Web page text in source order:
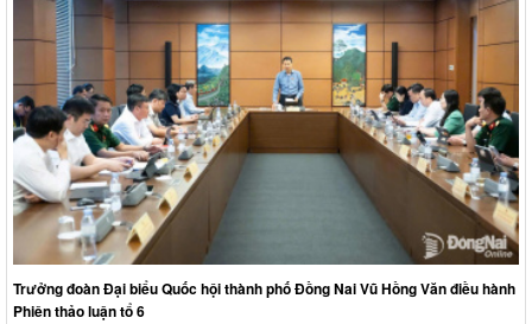
Trưởng đoàn Đại biểu Quốc hội thành phố Đồng Nai Vũ Hồng Văn điều hành
Phiên thảo luận tổ 6